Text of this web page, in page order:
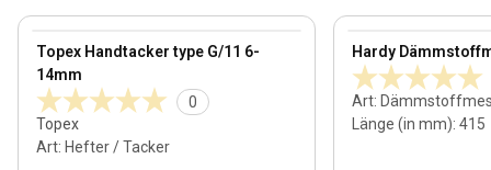
Topex Handtacker type G/11 6-
14mm
0
Topex
Art: Hefter / Tacker
View product Hardy
Art:
Länge (in mm): 415
View product